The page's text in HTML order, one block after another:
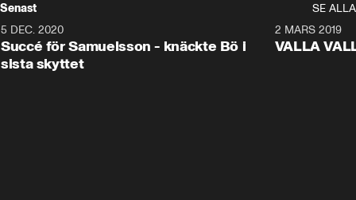
Senast
SE ALLA
5 DEC. 2020
Succé för Samuelsson - knäckte Bö i
sista skyttet
2 MARS 2019
VALLA